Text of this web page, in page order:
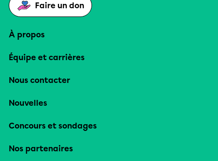
Faire un don
À propos
Équipe et carrières
Nous contacter
Nouvelles
Concours et sondages
Nos partenaires